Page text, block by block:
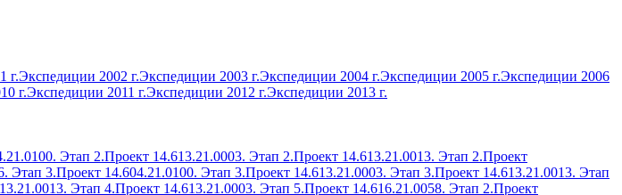
г.Экспедиции 2002 г.Экспедиции 2003 г.Экспедиции 2004 г.Экспедиции 2005 г.Экспедиции 2006
г.Экспедиции 2011 г.Экспедиции 2012 г.Экспедиции 2013 г.
Этап 2.Проект 14.613.21.0003. Этап 2.Проект 14.613.21.0013. Этап 2.Проект
Этап 3.Проект 14.604.21.0100. Этап 3.Проект 14.613.21.0003. Этап 3.Проект 14.613.21.0013. Этап
Этап 4.Проект 14.613.21.0003. Этап 5.Проект 14.616.21.0058. Этап 2.Проект